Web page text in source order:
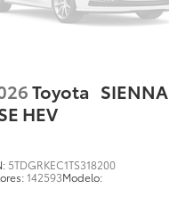
Toyota SIENNA
HEV
5TDGRKEC1TS318200
142593Modelo: